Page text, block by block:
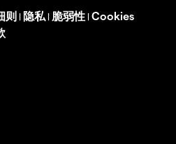
则 | 隐私 | 脆弱性 | Cookies